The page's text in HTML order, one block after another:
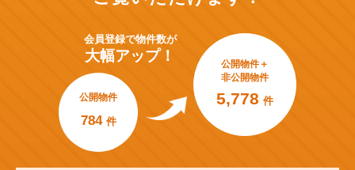
会員登録で物件数が
大幅アップ！
公開物件
784 件
公開物件＋
非公開物件
5,778 件